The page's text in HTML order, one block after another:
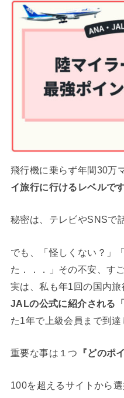
飛行機に乗らず年間30万
イ旅行に行けるレベルです
秘密は、テレビやSNSで
でも、「怪しくない？」
た．．．」その不安、す
実は、私も年1回の国内旅
JALの公式に紹介される
た1年で上級会員まで到達
重要な事は１つ 『どのポ
100を超えるサイトから